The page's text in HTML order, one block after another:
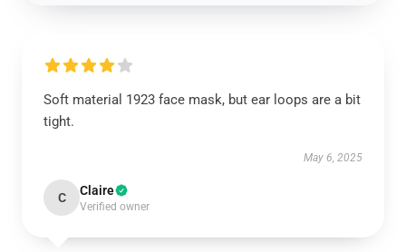
Soft material 1923 face mask, but ear loops are a bit
tight.
May 6, 2025
C Claire
Verified owner